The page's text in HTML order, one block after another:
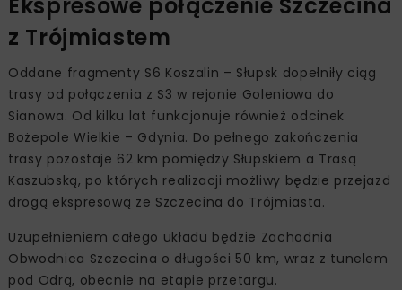
z Trójmiastem
Oddane fragmenty S6 Koszalin – Słupsk dopełniły ciąg
trasy od połączenia z S3 w rejonie Goleniowa do
Sianowa. Od kilku lat funkcjonuje również odcinek
Bożepole Wielkie – Gdynia. Do pełnego zakończenia
trasy pozostaje 62 km pomiędzy Słupskiem a Trasą
Kaszubską, po których realizacji możliwy będzie przejazd
drogą ekspresową ze Szczecina do Trójmiasta.
Uzupełnieniem całego układu będzie Zachodnia
Obwodnica Szczecina o długości 50 km, wraz z tunelem
pod Odrą, obecnie na etapie przetargu.